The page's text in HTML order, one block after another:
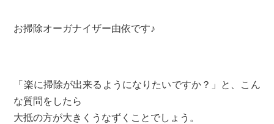
お掃除オーガナイザー由依です♪
「楽に掃除が出来るようになりたいですか？」と、こん
な質問をしたら
大抵の方が大きくうなずくことでしょう。